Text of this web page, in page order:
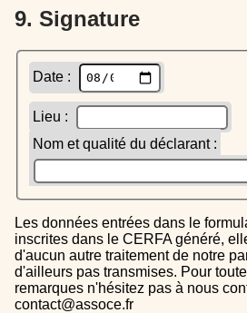
9. Signature
Date :
Lieu :
Nom et qualité du déclarant :
Les données entrées dans le formulaire sont uniquement
inscrites dans le CERFA généré,
d'aucun autre traitement de notre
d'ailleurs pas transmises. Pour
remarques n'hésitez pas à nous
contact@assoce.fr